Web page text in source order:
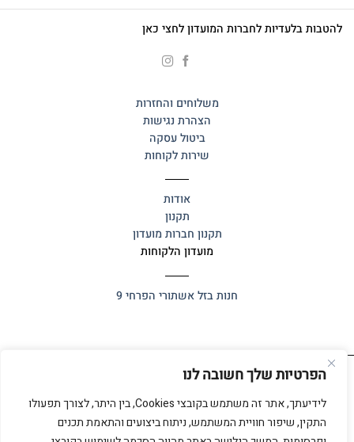
הפרטיות שלך חשובה לנו
לידיעתך, אתר זה משתמש בקובצי Cookies, בין היתר, לצורך תפעולו
התקין, שיפור חוויית המשתמש, ניתוח ביצועים והתאמת תכנים
להטבות בלעדיות לחברות המועדון לחצי כאן
משלוחים והחזרות
הצהרת נגישות
ביטול עסקה
שירות לקוחות
אודות
תקנון
תקנון חברות מועדון
מועדון הלקוחות
חנות בזלאשתורי הפרחי 9
כל הזכויות שמורות 2025 © אלף אלף